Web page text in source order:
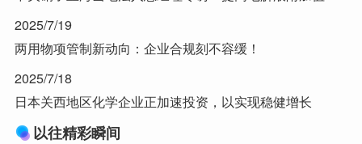
2025/7/19
两用物项管制新动向：企业合规刻不容缓！
2025/7/18
日本关西地区化学企业正加速投资，以实现稳健增长
以往精彩瞬间